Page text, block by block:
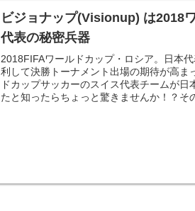
ビジョナップ(Visionup) は2018
代表の秘密兵器
2018FIFAワールドカップ・ロシア。日本
利して決勝トーナメント出場の期待が高ま
ドカップサッカーのスイス代表チームが日
たと知ったらちょっと驚きませんか！？そ